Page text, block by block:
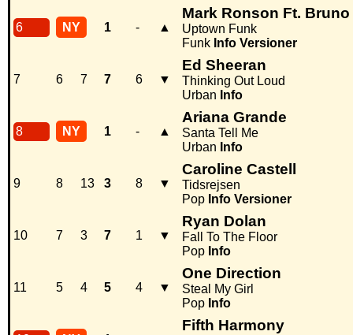
6 NY 1 - ▲
Mark Ronson Ft. Bruno
Uptown Funk
Funk Info Versioner
7 6 7 7 6 ▼
Ed Sheeran
Thinking Out Loud
Urban Info
8 NY 1 - ▲
Ariana Grande
Santa Tell Me
Urban Info
9 8 13 3 8 ▼
Caroline Castell
Tidsrejsen
Pop Info Versioner
10 7 3 7 1 ▼
Ryan Dolan
Fall To The Floor
Pop Info
11 5 4 5 4 ▼
One Direction
Steal My Girl
Pop Info
Fifth Harmony